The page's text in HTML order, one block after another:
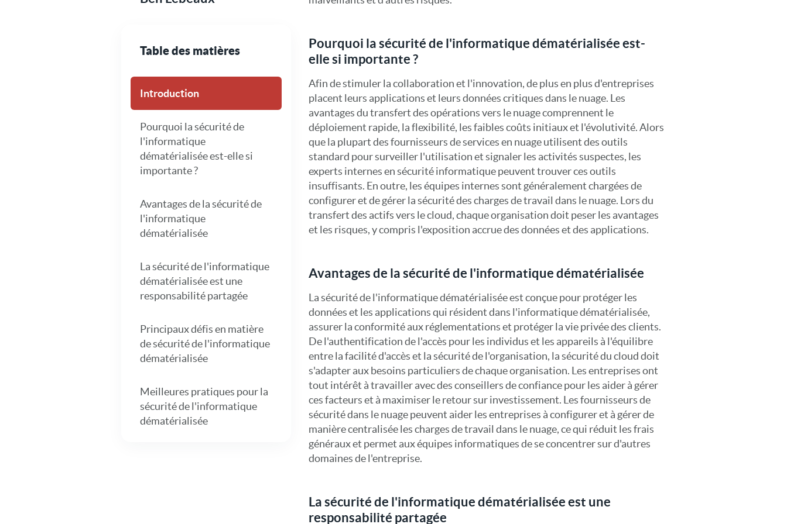
Table des matières
Introduction
Pourquoi la sécurité de
l'informatique
dématérialisée est-elle si
importante ?
Avantages de la sécurité de
l'informatique
dématérialisée
La sécurité de l'informatique
dématérialisée est une
responsabilité partagée
Principaux défis en matière
de sécurité de l'informatique
dématérialisée
Meilleures pratiques pour la
sécurité de l'informatique
dématérialisée
Pourquoi la sécurité de l'informatique dématérialisée est-
elle si importante ?
Afin de stimuler la collaboration et l'innovation, de plus en plus d'entreprises
placent leurs applications et leurs données critiques dans le nuage. Les
avantages du transfert des opérations vers le nuage comprennent le
déploiement rapide, la flexibilité, les faibles coûts initiaux et l'évolutivité. Alors
que la plupart des fournisseurs de services en nuage utilisent des outils
standard pour surveiller l'utilisation et signaler les activités suspectes, les
experts internes en sécurité informatique peuvent trouver ces outils
insuffisants. En outre, les équipes internes sont généralement chargées de
configurer et de gérer la sécurité des charges de travail dans le nuage. Lors du
transfert des actifs vers le cloud, chaque organisation doit peser les avantages
et les risques, y compris l'exposition accrue des données et des applications.
Avantages de la sécurité de l'informatique dématérialisée
La sécurité de l'informatique dématérialisée est conçue pour protéger les
données et les applications qui résident dans l'informatique dématérialisée,
assurer la conformité aux réglementations et protéger la vie privée des clients.
De l'authentification de l'accès pour les individus et les appareils à l'équilibre
entre la facilité d'accès et la sécurité de l'organisation, la sécurité du cloud doit
s'adapter aux besoins particuliers de chaque organisation. Les entreprises ont
tout intérêt à travailler avec des conseillers de confiance pour les aider à gérer
ces facteurs et à maximiser le retour sur investissement. Les fournisseurs de
sécurité dans le nuage peuvent aider les entreprises à configurer et à gérer de
manière centralisée les charges de travail dans le nuage, ce qui réduit les frais
généraux et permet aux équipes informatiques de se concentrer sur d'autres
domaines de l'entreprise.
La sécurité de l'informatique dématérialisée est une
responsabilité partagée